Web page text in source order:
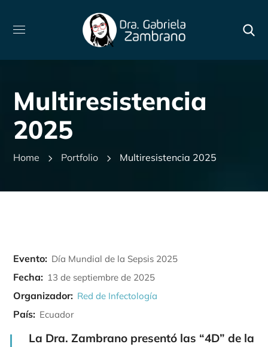
Multiresistencia
2025
Home Portfolio Multiresistencia 2025
Evento: Día Mundial de la Sepsis 2025
Fecha: 13 de septiembre de 2025
Organizador: Red de Infectología
País: Ecuador
La Dra. Zambrano presentó las “4D” de la